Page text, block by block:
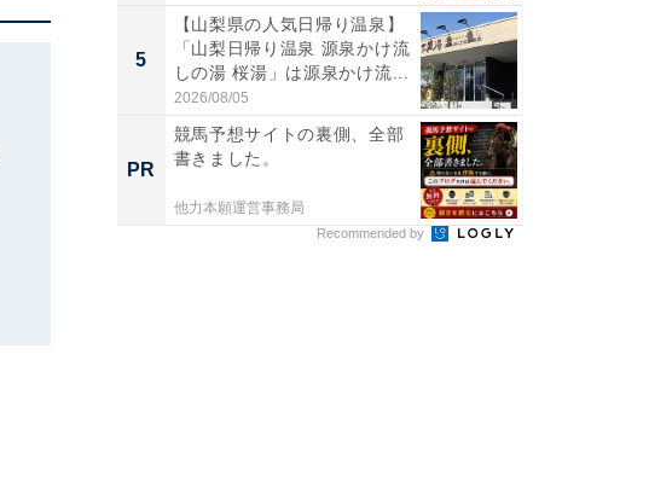
5
【山梨県の人気日帰り温泉】
「山梨日帰り温泉 源泉かけ流
しの湯 桜湯」は源泉かけ流...
2026/08/05
PR
競馬予想サイトの裏側、全部
書きました。
他力本願運営事務局
Recommended by